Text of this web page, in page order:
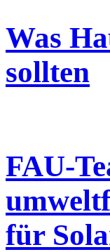
Was
sollten
FAU-
für